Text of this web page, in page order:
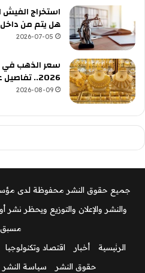
استخراج الفيش
هل يتم من
2026-07-05
2026.. تفاصيل عيارات 24 و21 و18
2026-08-09
جميع حقوق النشر محفوظة لدى
والنشر والإعلان والتوزيع ويحظر
مسبق
الرئيسية
أخبار اقتصاد وتكنولوجيا
حقوق النشر
سياسة النشر